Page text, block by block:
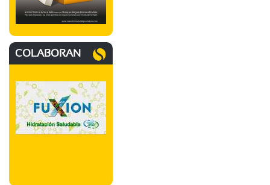
COLABORAN